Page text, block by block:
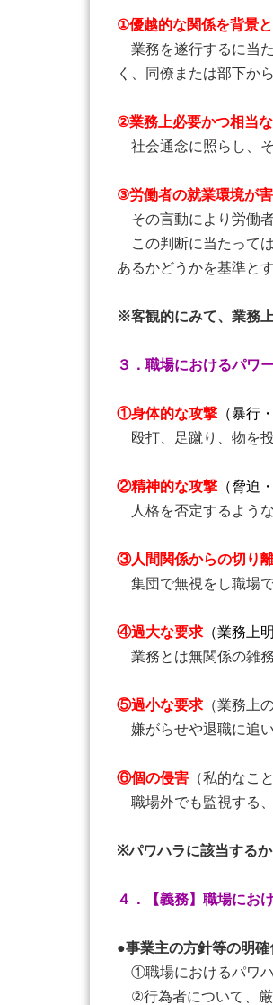
①優越的な関係を背景
業務を遂行するに当
く、同僚または部下か
②業務上必要かつ相当
社会通念に照らし、
③労働者の就業環境が
その言動により労働
この判断に当たって
あるかどうかを基準と
※客観的にみて、業務
３．職場におけるパワ
①身体的な攻撃 （暴行
殴打、足蹴り、物を
②精神的な攻撃 （脅迫
人格を否定するよう
③人間関係からの切り
集団で無視をし職場
④過大な要求 （業務上
業務とは無関係の雑
⑤過小な要求 （業務上
嫌がらせや退職に追
⑥個の侵害 （私的なこ
職場外でも監視する
※パワハラに該当する
４．【義務】職場にお
●事業主の方針等の明
①職場におけるパワハ
②行為者について、厳